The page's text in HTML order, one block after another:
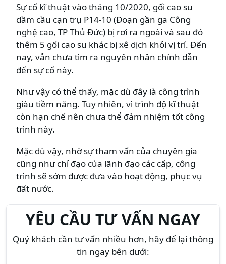
Sự cố kĩ thuật vào tháng 10/2020, gối cao su
dầm cầu cạn trụ P14-10 (Đoạn gần ga Công
nghệ cao, TP Thủ Đức) bị rơi ra ngoài và sau đó
thêm 5 gối cao su khác bị xê dịch khỏi vị trí. Đến
nay, vẫn chưa tìm ra nguyên nhân chính dẫn
đến sự cố này.
Như vậy có thể thấy, mặc dù đây là công trình
giàu tiềm năng. Tuy nhiên, vì trình độ kĩ thuật
còn hạn chế nên chưa thể đảm nhiệm tốt công
trình này.
Mặc dù vậy, nhờ sự tham vấn của chuyên gia
cũng như chỉ đạo của lãnh đạo các cấp, công
trình sẽ sớm được đưa vào hoạt động, phục vụ
đất nước.
YÊU CẦU TƯ VẤN NGAY
Quý khách cần tư vấn nhiều hơn, hãy để lại thông
tin ngay bên dưới: